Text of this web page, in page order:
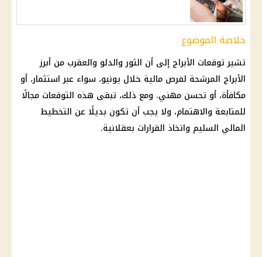
خلاصة الموضوع
تشيرتوقعات الأبراج إلى أن الثور والدلو والعقرب من أبرز
الأبراج المرشحة لفرص مالية خلال يونيو، سواء عبراستثمار، أو
مكافأة، أو تحسن مهني. ومع ذلك، تبقى هذه التوقعات مجالًا
للمتابعة والاهتمام، ولا يجب أن تكون بديلًا عن التخطيط
المالي السليم واتخاذ القرارات بعقلانية.